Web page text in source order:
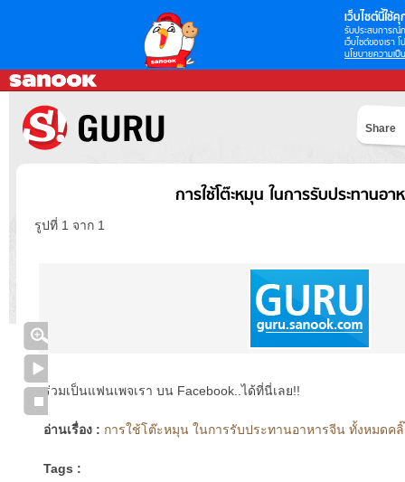
เว็บไซต์นี้ใช้คุ
รับประสบการณ์
เว็บไซต์ของเรา
นโยบายความเป็
Share
การใช้โต๊ะหมุน ในการรับประทานอา
รูปที่ 1 จาก 1
ร่วมเป็นแฟนเพจเรา บน Facebook..ได้ที่นี่เลย!!
อ่านเรื่อง : การใช้โต๊ะหมุน ในการรับประทานอาหารจีน ทั้งหมดค
Tags :